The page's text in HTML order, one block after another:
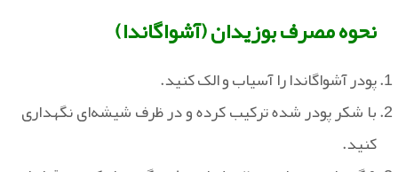
نحوه مصرف بوزیدان (آشواگاندا)
پودر آشواگاندا را آسیاب و الک کنید.
با شکر پودر شده ترکیب کرده و در ظرف شیشه‌ای نگهداری
کنید.